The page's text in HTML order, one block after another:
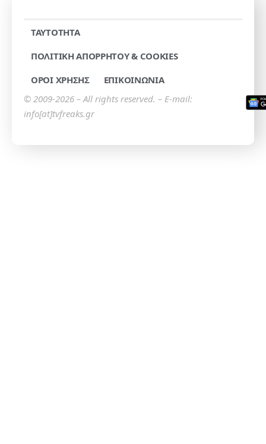
TAYTOTHTA
ΠΟΛΙΤΙΚΗ ΑΠΟΡΡΗΤΟΥ & COOKIES
ΟΡΟΙ ΧΡΗΣΗΣ
ΕΠΙΚΟΙΝΩΝΙΑ
© 2009-2026 – All rights reserved. – E-mail:
info[at]tvfreaks.gr